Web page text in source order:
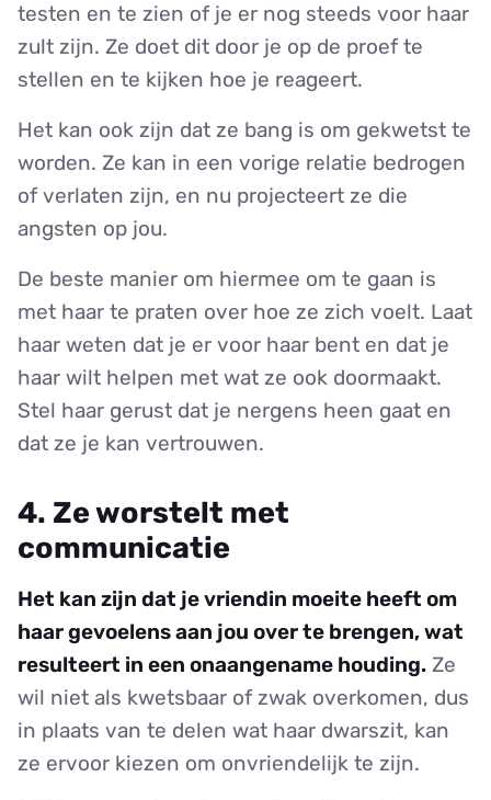
testen en te zien of je er nog steeds voor haar
zult zijn. Ze doet dit door je op de proef te
stellen en te kijken hoe je reageert.
Het kan ook zijn dat ze bang is om gekwetst te
worden. Ze kan in een vorige relatie bedrogen
of verlaten zijn, en nu projecteert ze die
angsten op jou.
De beste manier om hiermee om te gaan is
met haar te praten over hoe ze zich voelt. Laat
haar weten dat je er voor haar bent en dat je
haar wilt helpen met wat ze ook doormaakt.
Stel haar gerust dat je nergens heen gaat en
dat ze je kan vertrouwen.
4. Ze worstelt met
communicatie
Het kan zijn dat je vriendin moeite heeft om
haar gevoelens aan jou over te brengen, wat
resulteert in een onaangename houding. Ze
wil niet als kwetsbaar of zwak overkomen, dus
in plaats van te delen wat haar dwarszit, kan
ze ervoor kiezen om onvriendelijk te zijn.